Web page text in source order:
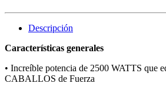
Descripción
Características generales
• Increíble potencia de 2500 WATTS que
CABALLOS de Fuerza